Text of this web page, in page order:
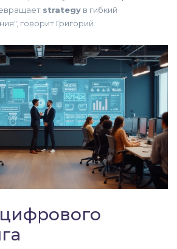
strategy в гибкий
говорит Григорий.